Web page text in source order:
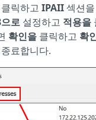
릭하고 IPAII섹션
로 설정하고 적용을
확인을 클릭하고 확
료합니다.